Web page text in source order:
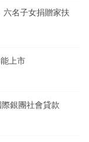
六名子女捐贈家扶
上市
銀團社會貸款